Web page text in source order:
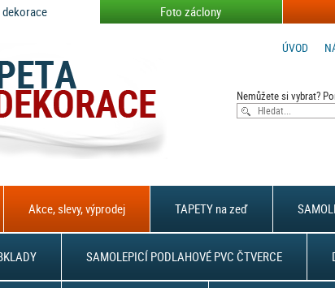
dekorace Foto záclony
ÚVOD
Nemůžete si vybrat?
Akce, slevy, výprodej TAPETY na zeď
SAMOLEPICÍ PODLAHOVÉ PVC ČTVERCE